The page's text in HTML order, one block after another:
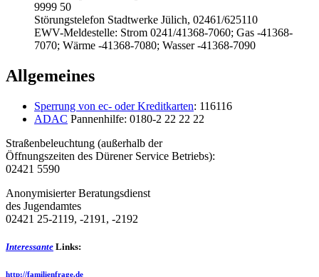
9999 50
Störungstelefon Stadtwerke Jülich, 02461/625110
EWV-Meldestelle: Strom 0241/41368-7060; Gas -41368-
7070; Wärme -41368-7080; Wasser -41368-7090
Allgemeines
Sperrung von ec- oder Kreditkarten: 116116
ADAC Pannenhilfe: 0180-2 22 22 22
Straßenbeleuchtung (außerhalb der
Öffnungszeiten des Dürener Service Betriebs):
02421 5590
Anonymisierter Beratungsdienst
des Jugendamtes
02421 25-2119, -2191, -2192
Interessante Links:
http://familienfrage.de